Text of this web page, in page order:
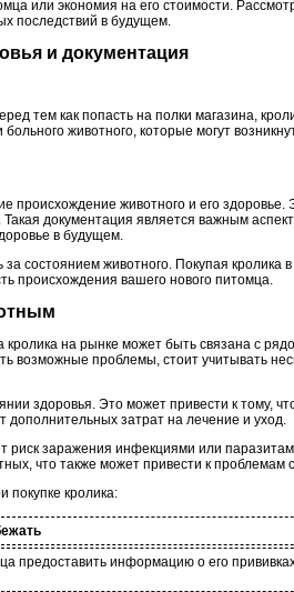
или экономия на его стоимости.
последствий в будущем.
и документация
тем как попасть на полки магазина,
животного, которые могут
животного и его здоровье.
документация является важным
в будущем.
состоянием животного. Покупая кролика в
происхождения вашего нового питомца.
на рынке может быть связана с
возможные проблемы, стоит учитывать
здоровья. Это может привести к тому,
затрат на лечение и уход.
риск заражения инфекциями или
что также может привести к проблемам
покупке кролика:
предоставить информацию о его